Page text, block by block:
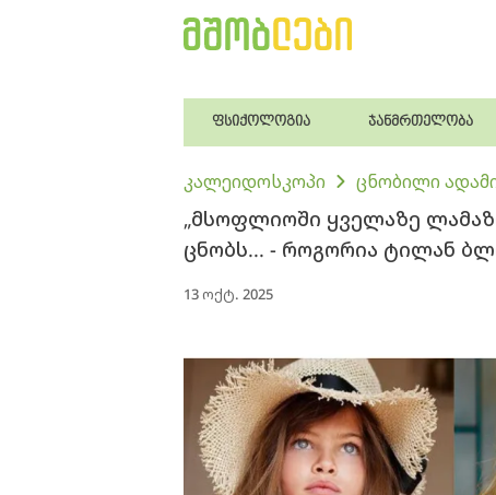
ფსიქოლოგია ჯანმრთელობა
კალეიდოსკოპი ცნობილი
„მსოფლიოში ყველაზე
ცნობს... - როგორია ტილან
13 ოქტ. 2025